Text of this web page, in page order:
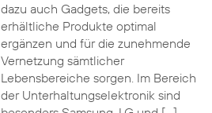
dazu auch Gadgets, die bereits
erhältliche Produkte optimal
ergänzen und für die zunehmende
Vernetzung sämtlicher
Lebensbereiche sorgen. Im Bereich
der Unterhaltungselektronik sind